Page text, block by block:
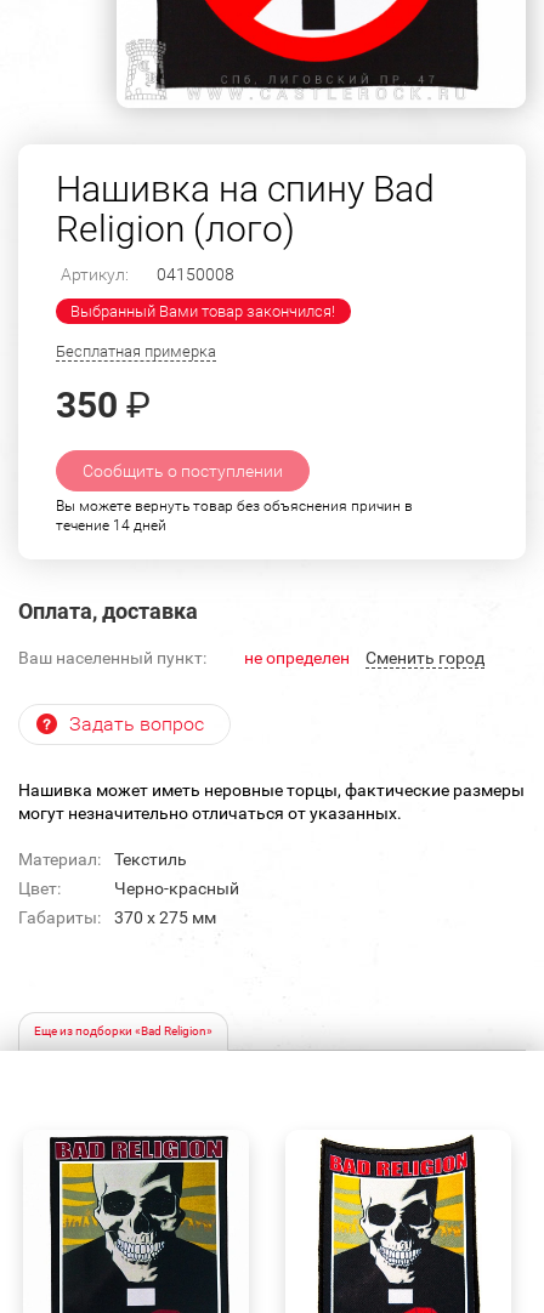
Нашивка на спину Bad
Religion (лого)
Артикул: 04150008
Выбранный Вами товар закончился!
Бесплатная примерка
350 ₽
Сообщить о поступлении
Вы можете вернуть товар без объяснения причин в
течение 14 дней
Оплата, доставка
Ваш населенный пункт: не определен Cменить город
Задать вопрос
Нашивка может иметь неровные торцы, фактические размеры
могут незначительно отличаться от указанных.
Материал:
Текстиль
Цвет:
Черно-красный
Габариты:
370 х 275 мм
Еще из подборки «Bad Religion»